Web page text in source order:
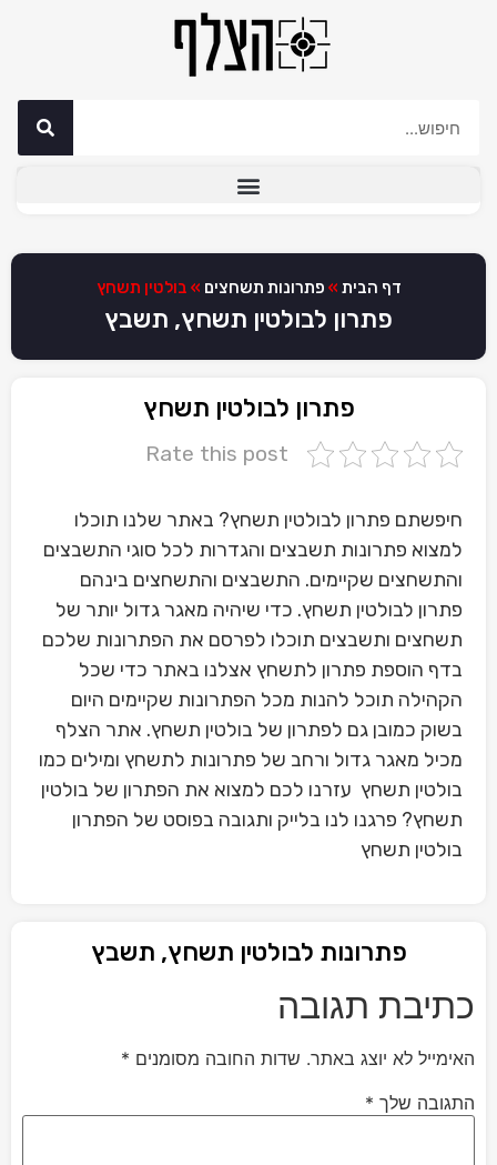
דף הבית » פתרונות תשחצים » בולטין תשחץ
פתרון לבולטין תשחץ, תשבץ
פתרון לבולטין תשחץ
Rate this post
חיפשתם פתרון לבולטין תשחץ? באתר שלנו תוכלו
למצוא פתרונות תשבצים והגדרות לכל סוגי התשבצים
והתשחצים שקיימים. התשבצים והתשחצים בינהם
פתרון לבולטין תשחץ. כדי שיהיה מאגר גדול יותר של
תשחצים ותשבצים תוכלו לפרסם את הפתרונות שלכם
בדף הוספת פתרון לתשחץ אצלנו באתר כדי שכל
הקהילה תוכל להנות מכל הפתרונות שקיימים היום
בשוק כמובן גם לפתרון של בולטין תשחץ. אתר הצלף
מכיל מאגר גדול ורחב של פתרונות לתשחץ ומילים כמו
בולטין תשחץ עזרנו לכם למצוא את הפתרון של בולטין
תשחץ? פרגנו לנו בלייק ותגובה בפוסט של הפתרון
בולטין תשחץ
פתרונות לבולטין תשחץ, תשבץ
כתיבת תגובה
האימייל לא יוצג באתר. שדות החובה מסומנים *
התגובה שלך *